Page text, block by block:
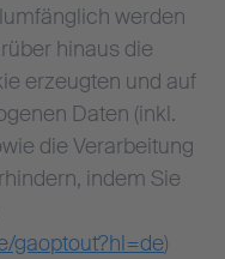
werden
hinaus die
erzeugten und auf
Daten (inkl.
die Verarbeitung
indem Sie
gaoptout?hl=de)